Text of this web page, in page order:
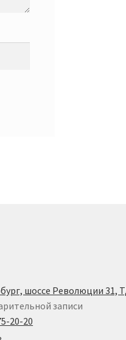
шоссе Революции 31,
записи
20-20